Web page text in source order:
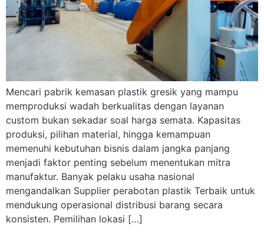
Mencari pabrik kemasan plastik gresik yang mampu
memproduksi wadah berkualitas dengan layanan
custom bukan sekadar soal harga semata. Kapasitas
produksi, pilihan material, hingga kemampuan
memenuhi kebutuhan bisnis dalam jangka panjang
menjadi faktor penting sebelum menentukan mitra
manufaktur. Banyak pelaku usaha nasional
mengandalkan Supplier perabotan plastik Terbaik untuk
mendukung operasional distribusi barang secara
konsisten. Pemilihan lokasi […]